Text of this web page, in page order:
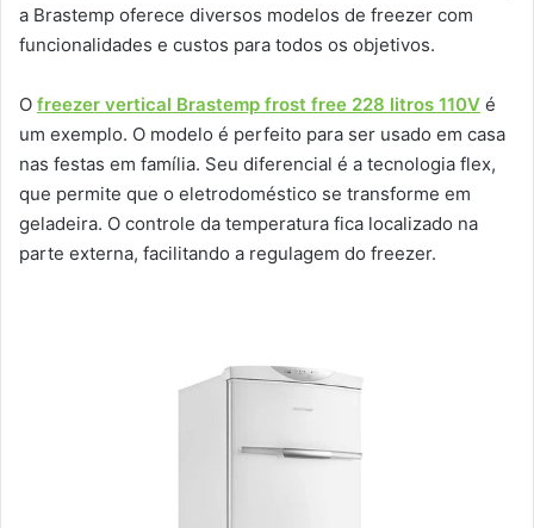
a Brastemp oferece diversos modelos de freezer com
funcionalidades e custos para todos os objetivos.
O freezer vertical Brastemp frost free 228 litros 110V é
um exemplo. O modelo é perfeito para ser usado em casa
nas festas em família. Seu diferencial é a tecnologia flex,
que permite que o eletrodoméstico se transforme em
geladeira. O controle da temperatura fica localizado na
parte externa, facilitando a regulagem do freezer.